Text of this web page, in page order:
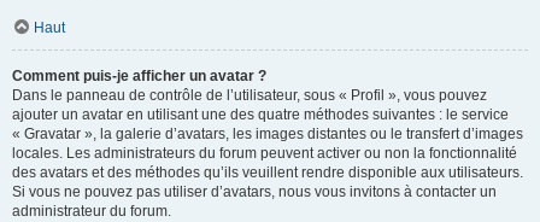
Haut
Comment puis-je afficher un avatar ?
Dans le panneau de contrôle de l’utilisateur, sous « Profil », vous pouvez
ajouter un avatar en utilisant une des quatre méthodes suivantes : le service
« Gravatar », la galerie d’avatars, les images distantes ou le transfert d’images
locales. Les administrateurs du forum peuvent activer ou non la fonctionnalité
des avatars et des méthodes qu’ils veuillent rendre disponible aux utilisateurs.
Si vous ne pouvez pas utiliser d’avatars, nous vous invitons à contacter un
administrateur du forum.